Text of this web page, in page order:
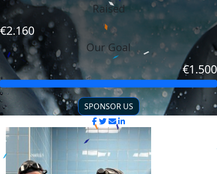
Raised
€2.160
Our Goal
€1.500
SPONSOR US